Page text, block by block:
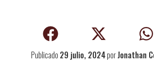
Publicado 29 julio, 2024porJonathan